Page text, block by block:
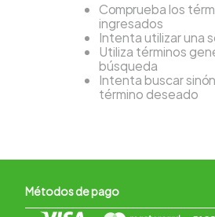
Comprueba los
ingresados
Intenta utilizar una
Utiliza términos
búsqueda
Intenta buscar
término deseado
Métodos de pago